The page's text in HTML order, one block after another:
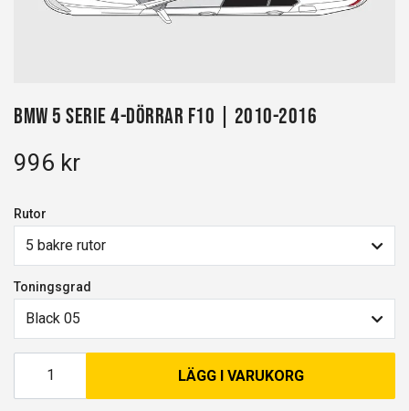
BMW 5 Serie 4-dörrar F10 | 2010-2016
996 kr
Rutor
5 bakre rutor
Toningsgrad
Black 05
LÄGG I VARUKORG